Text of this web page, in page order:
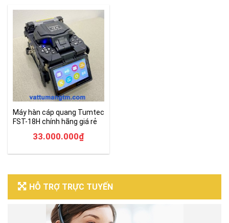
HỖ TRỢ TRỰC TUYẾN
Máy hàn cáp quang Tumtec
FST-18H chính hãng giá rẻ
33.000.000₫